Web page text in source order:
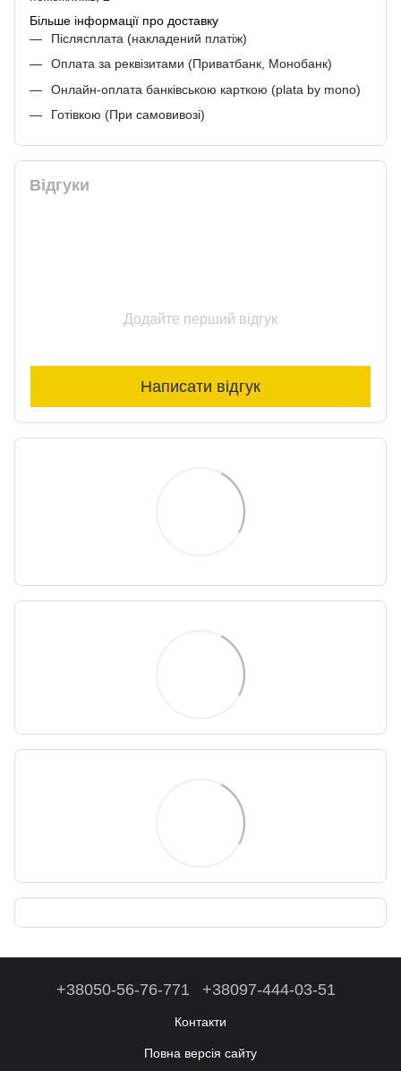
Більше інформації про доставку
Післясплата (накладений платіж)
Оплата за реквізитами (Приватбанк, Монобанк)
Онлайн-оплата банківською карткою (plata by mono)
Готівкою (При самовивозі)
Відгуки
Додайте перший відгук
Написати відгук
+38050-56-76-771 +38097-444-03-51
Контакти
Повна версія сайту